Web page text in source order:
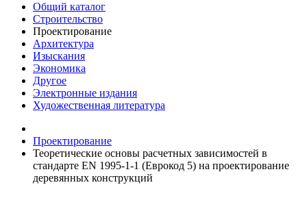
Общий каталог
Строительство
Проектирование
Архитектура
Изыскания
Экономика
Другое
Электронные издания
Художественная литература
Проектирование
Теоретические основы расчетных зависимостей в
стандарте EN 1995-1-1 (Еврокод 5) на проектирование
деревянных конструкций